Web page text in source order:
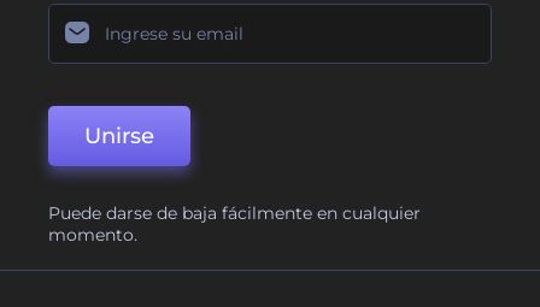
Unirse
Puede darse de baja fácilmente en cualquier
momento.